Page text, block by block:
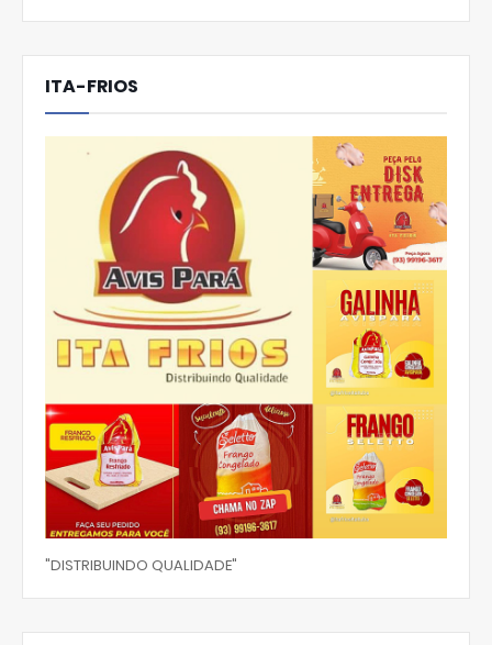
ITA-FRIOS
"DISTRIBUINDO QUALIDADE"